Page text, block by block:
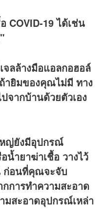
COVID-19 ได้เช่น
จลล้างมือแอลกอฮอล์
ายิมของคุณไม่มี ทาง
จากบ้านด้วยตัวเอง
ญ่ยังมีอุปกรณ์
น้ำยาฆ่าเชื้อ วางไว้
ก่อนที่คุณจะจับ
การทำความสะอาด
มสะอาดอุปกรณ์เหล่า